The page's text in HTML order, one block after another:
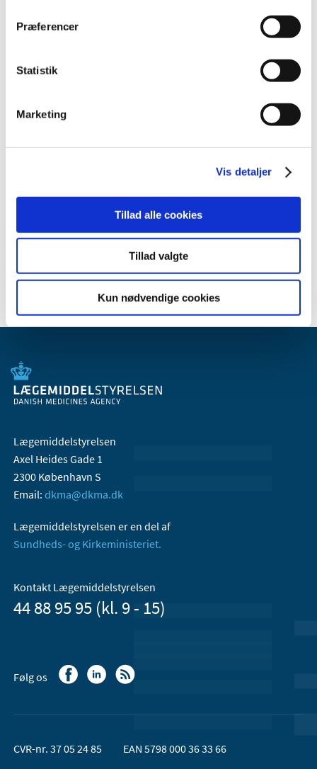
Præferencer
Statistik
Marketing
Vis detaljer
Tillad alle cookies
Tillad valgte
Kun nødvendige cookies
marts (2)
januar (3)
2011 (13)
Lægemiddelstyrelsen
Axel Heides Gade 1
2300 København S
Email: dkma@dkma.dk
Lægemiddelstyrelsen er en del af
Sundheds- og Kirkeministeriet.
Kontakt Lægemiddelstyrelsen
44 88 95 95 (kl. 9 - 15)
Følg os
CVR-nr. 37 05 24 85 EAN 5798 000 36 33 66